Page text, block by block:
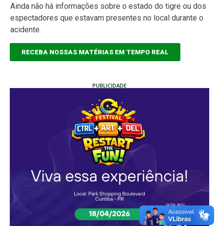
Ainda não há informações sobre o estado do tigre ou dos
espectadores que estavam presentes no local durante o
acidente.
RECEBA NOSSAS MATÉRIAS EM TEMPO REAL
PUBLICIDADE